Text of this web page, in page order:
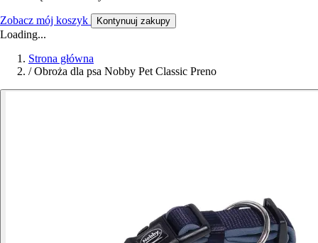
Zobacz mój koszyk Kontynuuj zakupy
Loading...
Strona główna
/ Obroża dla psa Nobby Pet Classic Preno